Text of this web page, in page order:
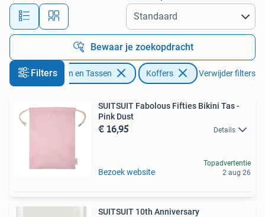
Alle afstanden…
Bewaar je zoekopdracht
Filters
Sieraden en Tassen Koffers Verwijder filters
SUITSUIT Fabolous Fifties Bikini Tas -
Pink Dust
€ 16,95 Details
Bezoek website
Topadvertentie
2 aug 26
SUITSUIT 10th Anniversary